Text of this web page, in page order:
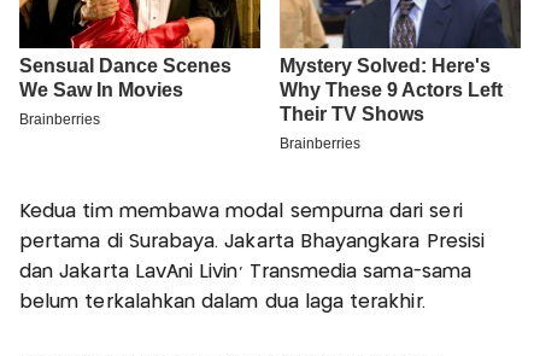
Kedua tim membawa modal sempurna dari seri
pertama di Surabaya. Jakarta Bhayangkara Presisi
dan Jakarta LavAni Livin' Transmedia sama-sama
belum terkalahkan dalam dua laga terakhir.